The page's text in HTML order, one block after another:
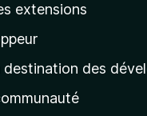
extensions
destination des